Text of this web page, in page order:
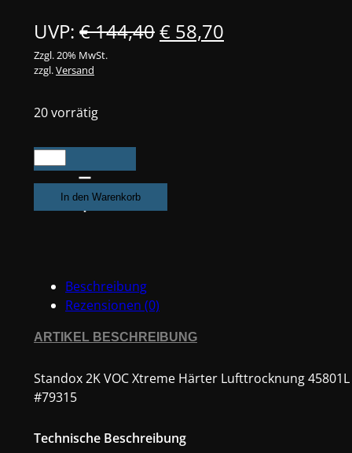
UVP: €144,40Ursprünglicher
€ 58,70
Zzgl. 20% MwSt.
zzgl.Versand
20 vorrätig
Standox
2K
Xtreme
#79315
Menge
In den Warenkorb
Beschreibung
Rezensionen (0)
ARTIKEL BESCHREIBUNG
Standox 2K VOC Xtreme Härter Lufttrocknung 45801L
#79315
Technische Beschreibung